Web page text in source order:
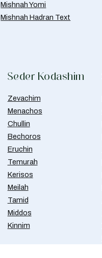
Mishnah Yomi
Mishnah Hadran Text
Seder Kodashim
Zevachim
Menachos
Chullin
Bechoros
Eruchin
Temurah
Kerisos
Meilah
Tamid
Middos
Kinnim